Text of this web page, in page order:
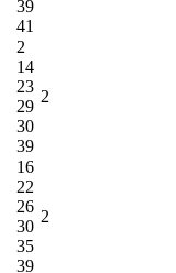
39
41
2
14
23
29
30
39
2
16
22
26
30
35
39
2